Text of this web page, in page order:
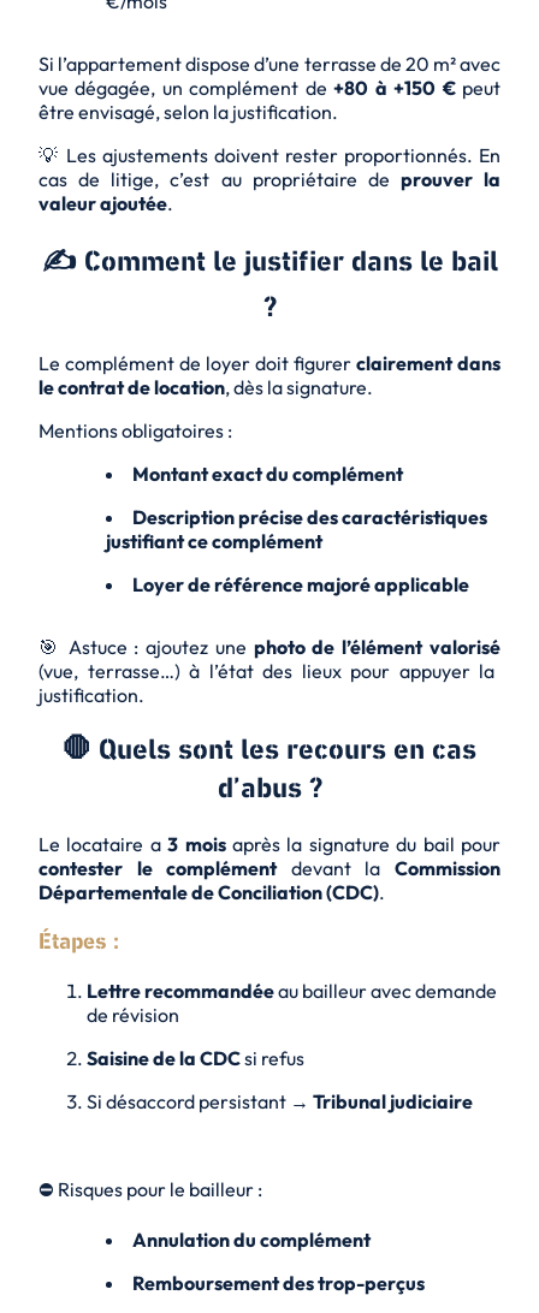
Si l’appartement dispose d’une terrasse de 20 m² avec
vue dégagée, un complément de+80 à +150 €peut
être envisagé, selon la justification.
💡 Les ajustements doivent rester proportionnés. En
cas de litige, c’est au propriétaire de prouver la
valeur ajoutée.
✍️ Comment le justifier dans le bail
?
Le complément de loyer doit figurer clairement dans
le contrat de location, dès la signature.
Mentions obligatoires :
Montant exact du complément
Description précise des caractéristiques
justifiant ce complément
Loyer de référence majoré applicable
🎯 Astuce : ajoutez une photo de l’élément valorisé
(vue, terrasse…) à l’état des lieux pour appuyer la
justification.
🛑 Quels sont les recours en cas
d’abus ?
Le locataire a3 moisaprès la signature du bail pour
contester le complémentdevant laCommission
Départementale de Conciliation (CDC).
Étapes :
Lettre recommandéeau bailleur avec demande
de révision
Saisine de la CDCsi refus
Si désaccord persistant → Tribunal judiciaire
⛔ Risques pour le bailleur :
Annulation du complément
Remboursement des trop-perçus